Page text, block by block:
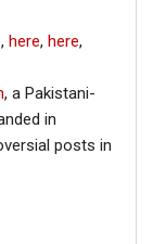
, here, here,
, a Pakistani-
in
posts in